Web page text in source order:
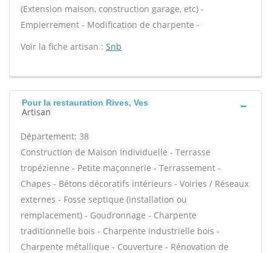
(Extension maison, construction garage, etc) -
Empierrement - Modification de charpente -
Voir la fiche artisan : Snb
Pour la restauration Rives, Ves
Artisan
Département: 38
Construction de Maison Individuelle - Terrasse
tropézienne - Petite maçonnerie - Terrassement -
Chapes - Bétons décoratifs intérieurs - Voiries / Réseaux
externes - Fosse septique (installation ou
remplacement) - Goudronnage - Charpente
traditionnelle bois - Charpente industrielle bois -
Charpente métallique - Couverture - Rénovation de